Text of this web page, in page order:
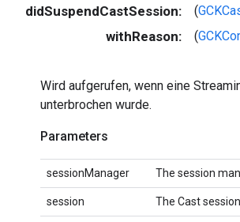
didSuspendCastSession: (
withReason: (
Wird aufgerufen, wenn eine
unterbrochen wurde.
Parameters
sessionManager The session
session The Cast session.